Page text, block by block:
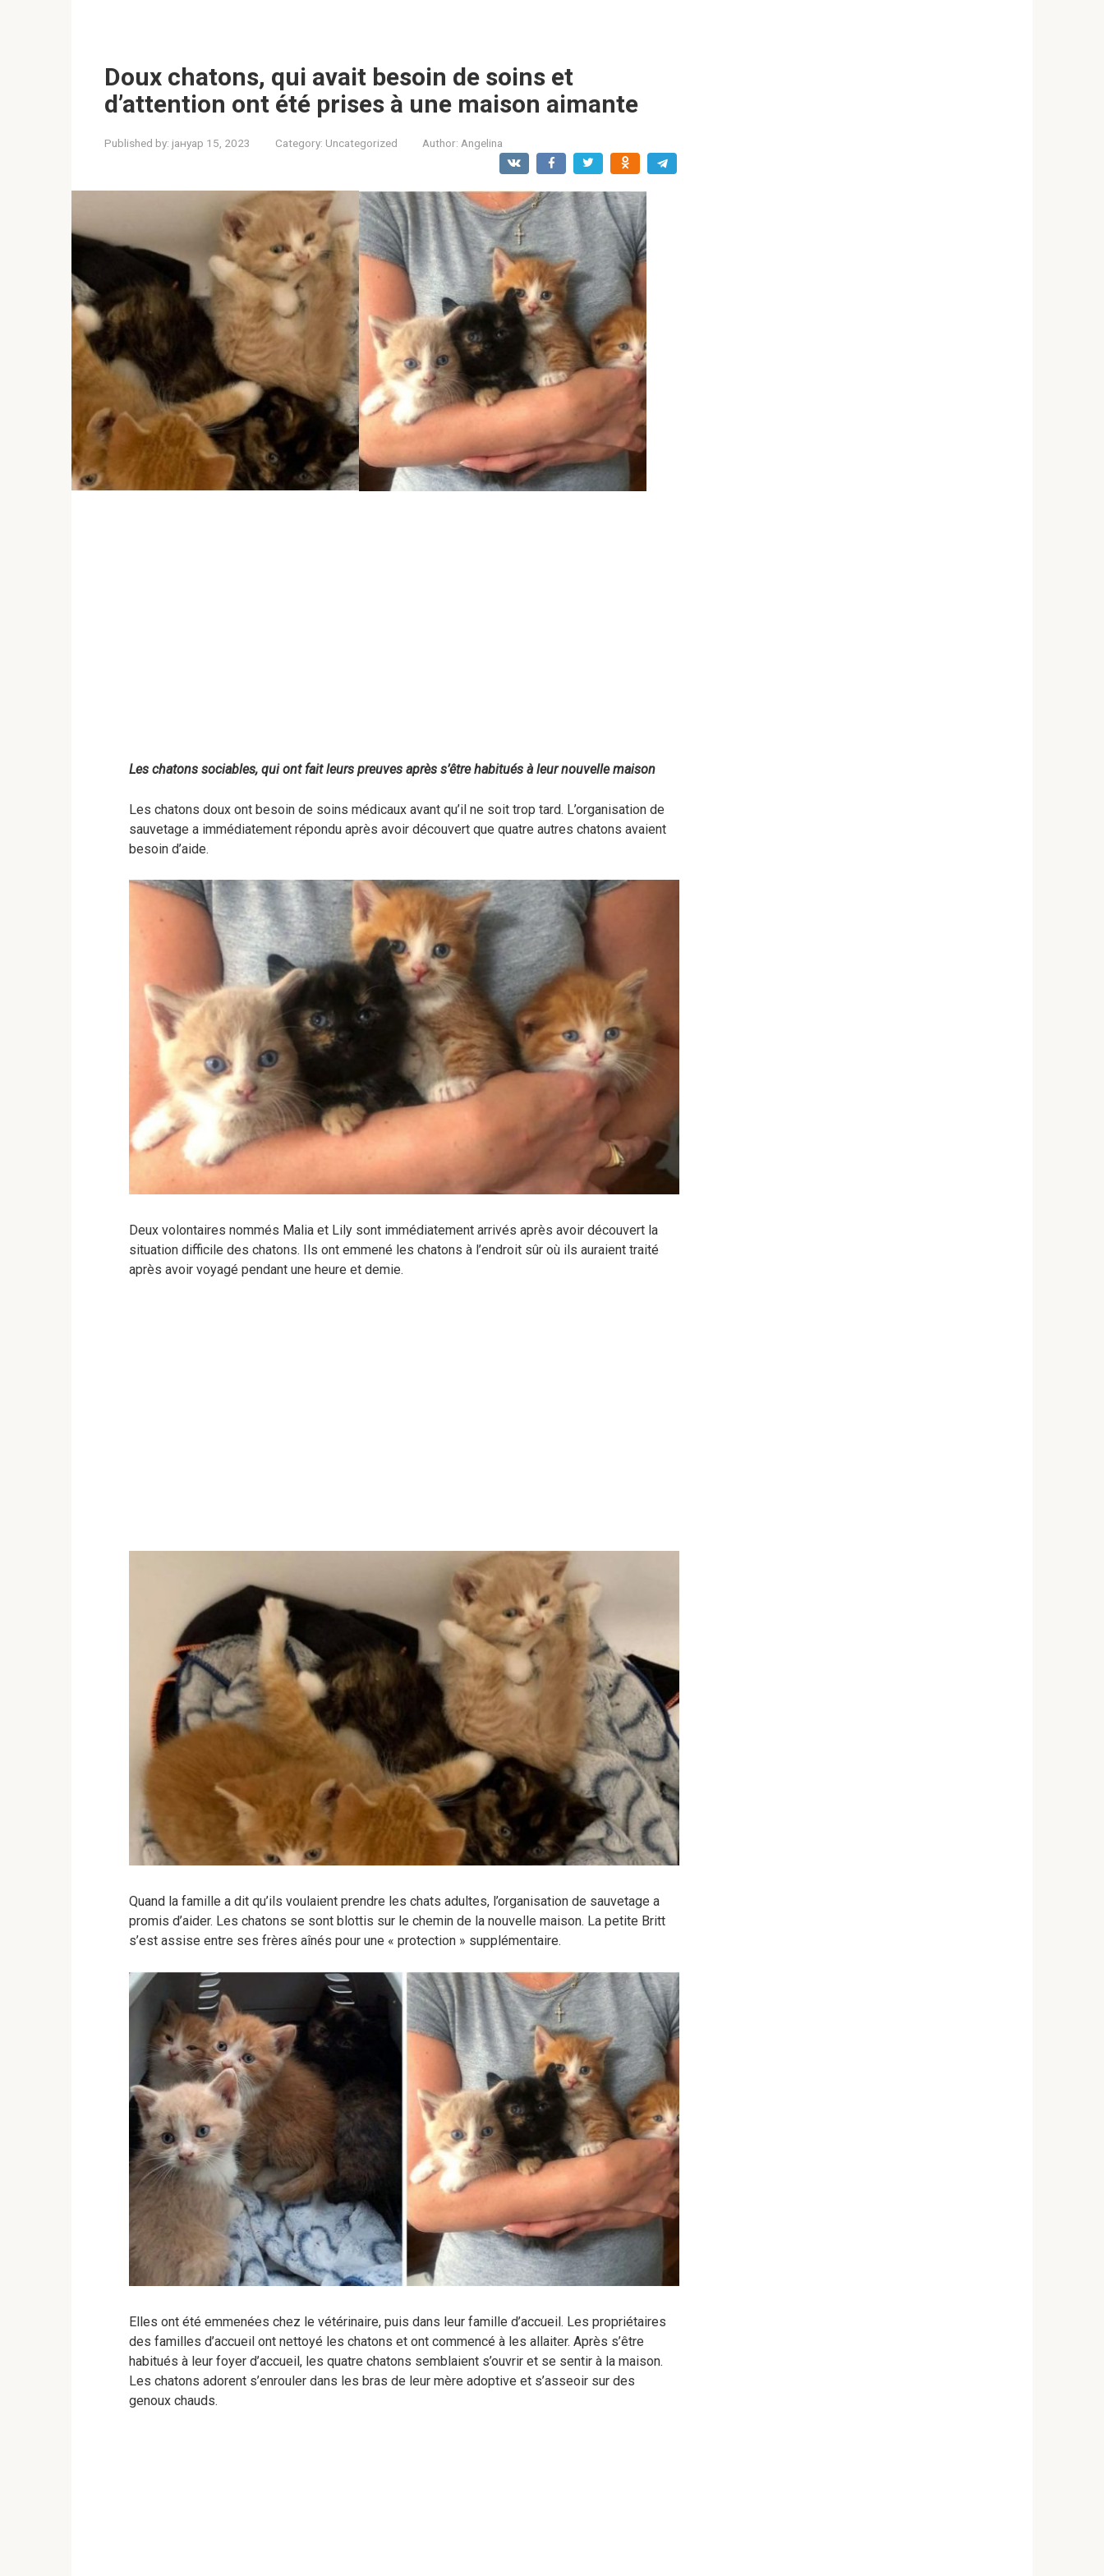
Doux chatons, qui avait besoin de soins et
d’attention ont été prises à une maison aimante
Published by: јануар 15, 2023 Category: Uncategorized Author: Angelina
Les chatons sociables, qui ont fait leurs preuves après s’être habitués à leur nouvelle maison
Les chatons doux ont besoin de soins médicaux avant qu’il ne soit trop tard. L’organisation de
sauvetage a immédiatement répondu après avoir découvert que quatre autres chatons avaient
besoin d’aide.
Deux volontaires nommés Malia et Lily sont immédiatement arrivés après avoir découvert la
situation difficile des chatons. Ils ont emmené les chatons à l’endroit sûr où ils auraient traité
après avoir voyagé pendant une heure et demie.
Quand la famille a dit qu’ils voulaient prendre les chats adultes, l’organisation de sauvetage a
promis d’aider. Les chatons se sont blottis sur le chemin de la nouvelle maison. La petite Britt
s’est assise entre ses frères aînés pour une « protection » supplémentaire.
Elles ont été emmenées chez le vétérinaire, puis dans leur famille d’accueil. Les propriétaires
des familles d’accueil ont nettoyé les chatons et ont commencé à les allaiter. Après s’être
habitués à leur foyer d’accueil, les quatre chatons semblaient s’ouvrir et se sentir à la maison.
Les chatons adorent s’enrouler dans les bras de leur mère adoptive et s’asseoir sur des
genoux chauds.